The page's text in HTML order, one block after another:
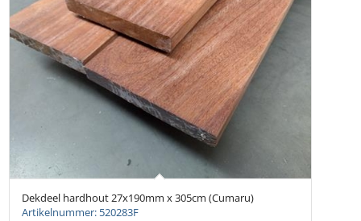
Dekdeel hardhout 27x190mm x 305cm (Cumaru)
Artikelnummer: 520283F